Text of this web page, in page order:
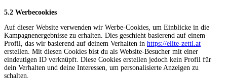
5.2 Werbecookies
Auf dieser Website verwenden wir Werbe-Cookies, um Einblicke in die
Kampagnenergebnisse zu erhalten. Dies geschieht basierend auf einem
Profil, das wir basierend auf deinem Verhalten in https://elite-zettl.at
erstellen. Mit diesen Cookies bist du als Website-Besucher mit einer
eindeutigen ID verknüpft. Diese Cookies erstellen jedoch kein Profil für
dein Verhalten und deine Interessen, um personalisierte Anzeigen zu
schalten.